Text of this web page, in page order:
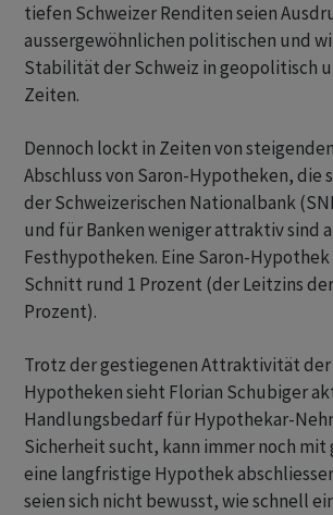
tiefen Schweizer Renditen seien
aussergewöhnlichen politischen und
Stabilität der Schweiz in geopolitisch
Zeiten.
Dennoch lockt in Zeiten von
Abschluss von Saron-Hypotheken, die
der Schweizerischen Nationalbank
und für Banken weniger attraktiv sind
Festhypotheken. Eine Saron-
Schnitt rund 1 Prozent (der Leitzins der
Prozent).
Trotz der gestiegenen Attraktivität der
Hypotheken sieht Florian Schubiger
Handlungsbedarf für Hypothekar-
Sicherheit sucht, kann immer noch mit
eine langfristige Hypothek
seien sich nicht bewusst, wie schnell